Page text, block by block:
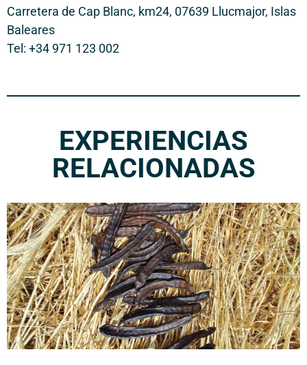
Carretera de Cap Blanc, km24, 07639 Llucmajor, Islas
Baleares
Tel: +34 971 123 002
EXPERIENCIAS
RELACIONADAS